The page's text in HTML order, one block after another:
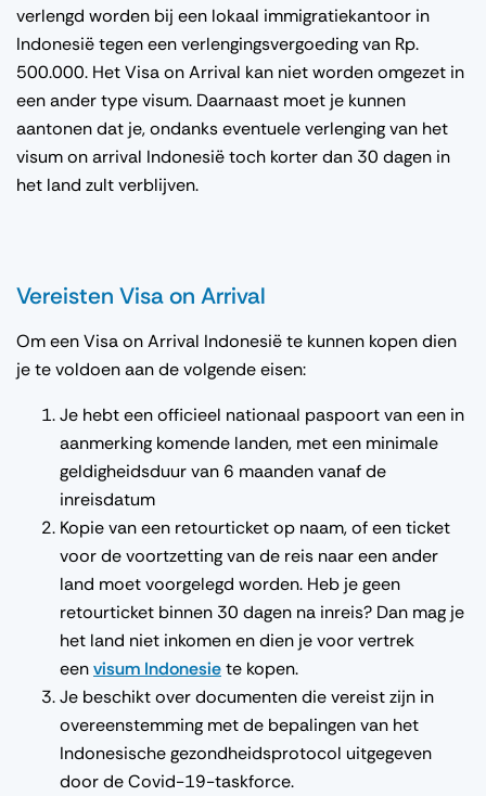
verlengd worden bij een lokaal immigratiekantoor in
Indonesië tegen een verlengingsvergoeding van Rp.
500.000. Het Visa on Arrival kan niet worden omgezet in
een ander type visum. Daarnaast moet je kunnen
aantonen dat je, ondanks eventuele verlenging van het
visum on arrival Indonesië toch korter dan 30 dagen in
het land zult verblijven.
Vereisten Visa on Arrival
Om een Visa on Arrival Indonesië te kunnen kopen dien
je te voldoen aan de volgende eisen:
Je hebt een officieel nationaal paspoort van een in
aanmerking komende landen, met een minimale
geldigheidsduur van 6 maanden vanaf de
inreisdatum
Kopie van een retourticket op naam, of een ticket
voor de voortzetting van de reis naar een ander
land moet voorgelegd worden. Heb je geen
retourticket binnen 30 dagen na inreis? Dan mag je
het land niet inkomen en dien je voor vertrek
eenvisum Indonesiete kopen.
Je beschikt over documenten die vereist zijn in
overeenstemming met de bepalingen van het
Indonesische gezondheidsprotocol uitgegeven
door de Covid-19-taskforce.